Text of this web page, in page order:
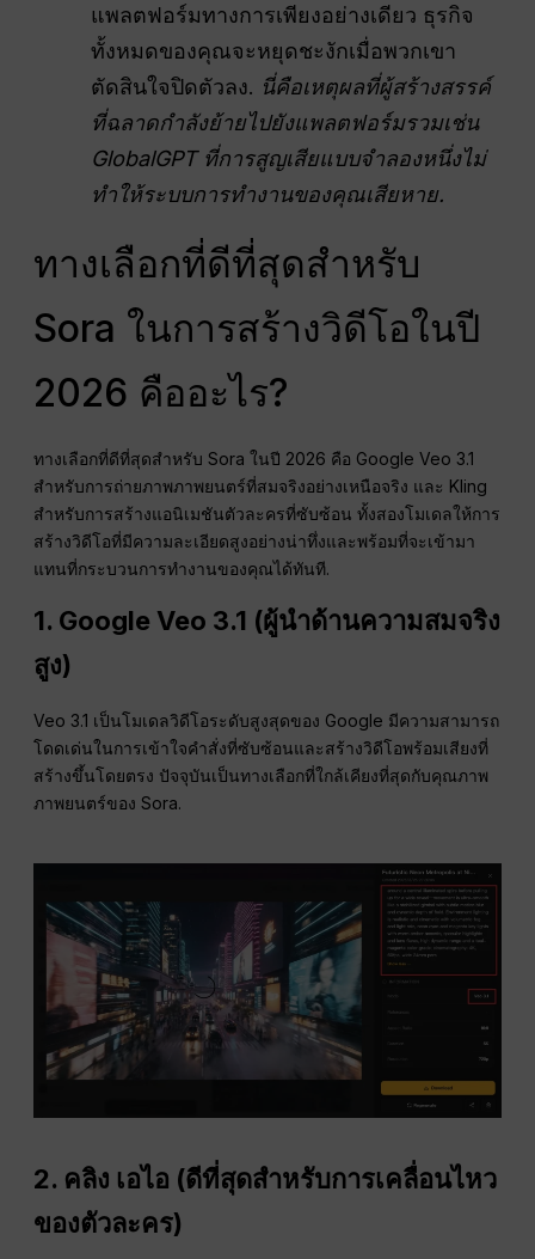
แพลตฟอร์มทางการเพียงอย่างเดียว ธุรกิจ
ทั้งหมดของคุณจะหยุดชะงักเมื่อพวกเขา
ตัดสินใจปิดตัวลง. นี่คือเหตุผลที่ผู้สร้างสรรค์
ที่ฉลาดกำลังย้ายไปยังแพลตฟอร์มรวมเช่น
GlobalGPT ที่การสูญเสียแบบจำลองหนึ่งไม่
ทำให้ระบบการทำงานของคุณเสียหาย.
ทางเลือกที่ดีที่สุดสำหรับ
Sora ในการสร้างวิดีโอในปี
2026 คืออะไร?
ทางเลือกที่ดีที่สุดสำหรับ Sora ในปี 2026 คือ Google Veo 3.1
สำหรับการถ่ายภาพภาพยนตร์ที่สมจริงอย่างเหนือจริง และ Kling
สำหรับการสร้างแอนิเมชันตัวละครที่ซับซ้อน ทั้งสองโมเดลให้การ
สร้างวิดีโอที่มีความละเอียดสูงอย่างน่าทึ่งและพร้อมที่จะเข้ามา
แทนที่กระบวนการทำงานของคุณได้ทันที.
1. Google Veo 3.1 (ผู้นำด้านความสมจริง
สูง)
Veo 3.1 เป็นโมเดลวิดีโอระดับสูงสุดของ Google มีความสามารถ
โดดเด่นในการเข้าใจคำสั่งที่ซับซ้อนและสร้างวิดีโอพร้อมเสียงที่
สร้างขึ้นโดยตรง ปัจจุบันเป็นทางเลือกที่ใกล้เคียงที่สุดกับคุณภาพ
ภาพยนตร์ของ Sora.
2. คลิง เอไอ (ดีที่สุดสำหรับการเคลื่อนไหว
ของตัวละคร)